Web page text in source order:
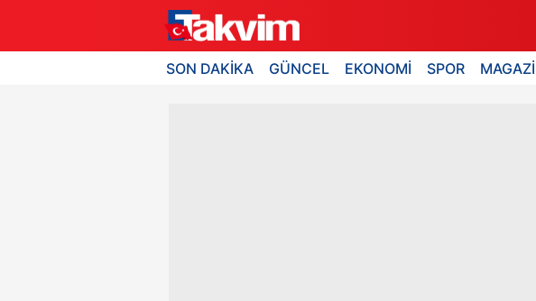
SON DAKİKA GÜNCEL EKONOMİ SPOR